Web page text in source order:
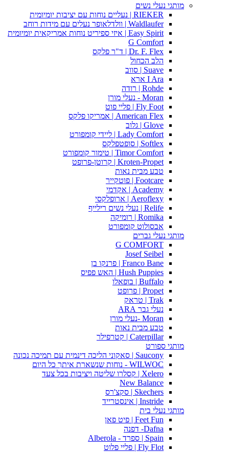
מותגי נעלי נשים
RIEKER | נעליים נוחות עם יציבות יומיומית
Waldlaufer | וולדלאופר נעלים עם מידות רוחב
Easy Spirit | איזי ספיריט נוחות אמריקאית יומיומית
G Comfort
Dr. F. Flex | ד"ר פלקס
הלב הכחול
Suave | סווב
I Ara ארא
Rohde | רודה
Moran - נעלי מורן
Fly Foot | פליי פוט
American Flex | אמריקו פלקס
Glove | גלוב
Lady Comfort | ליידי קומפורט
Softlex | סופטפלקס
Timor Comfort | טימור קומפורט
Kroten-Propet | קרוטן-פרופט
טבע מבית נאות
Footcare | פוטקייר
Academy | אקדמי
Aeroflexy | ארופלקסי
Relife | נעלי נשים רילייף
Romika | רומיקה
אבסולוט קומפורט
מותגי נעלי גברים
G COMFORT
Josef Seibel
Franco Bane | פרנקו בן
Hush Puppies | האש פפיס
Buffalo | בופאלו
Propet | פרופט
Trak | טראק
נעלי גבר ARA
Moran -נעלי מורן
טבע מבית נאות
Caterpillar | קטרפילר
מותגי ספורט
Saucony | סאקוני הליכה דינמית עם תמיכה נכונה
WILWOC - נוחות שנשארת איתך כל היום
Xelero | קסלרו שליטה ויציבות בכל צעד
New Balance
Skechers | סקצ'רס
Instride | אינסטרייד
מותגי נעלי בית
Feet Fun | פיט פאן
Dafna- דפנה
Spain | ספרד - Alberola
Fly Flot | פליי פלוט